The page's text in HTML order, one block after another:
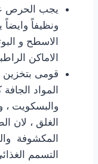
يجب الحرص
ونظيفاً
الاسطح و
الاماكن
قومى بتخزين
المواد
والبسكويت ،
الغلق ، لان
المكشوفة
التسمم